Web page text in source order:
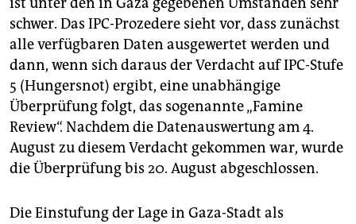
ist unter den in Gaza gegebenen Umständen sehr
schwer. Das IPC-Prozedere sieht vor, dass zunächst
alle verfügbaren Daten ausgewertet werden und
dann, wenn sich daraus der Verdacht auf IPC-Stufe
5 (Hungersnot) ergibt, eine unabhängige
Überprüfung folgt, das sogenannte „Famine
Review“. Nachdem die Datenauswertung am 4.
August zu diesem Verdacht gekommen war, wurde
die Überprüfung bis 20. August abgeschlossen.
Die Einstufung der Lage in Gaza-Stadt als